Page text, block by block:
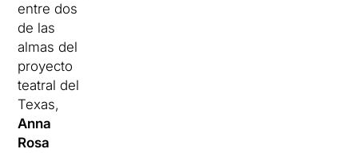
entre dos
de las
almas del
proyecto
teatral del
Texas,
Anna
Rosa